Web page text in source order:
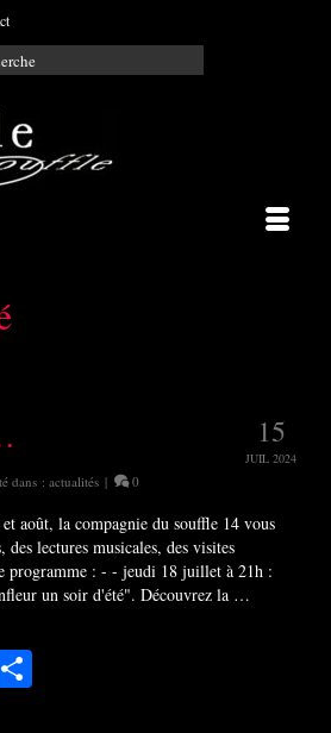
:
15
JUIL 2024
dans : actualités | 0
août, la compagnie du souffle 14 vous
des lectures musicales, des visites
programme : - - jeudi 18 juillet à 21h :
un soir d'été". Découvrez la …